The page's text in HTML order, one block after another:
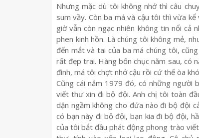
Nhưng mặc dù tôi không nhớthì câu
sum vầy. Còn ba má và cậu tôi thì vừa kể
giờvẫn còn ngạc nhiên không tin nổi cả
phen kinh hồn. Là chúng tôi không mẻ, nh
đến mắt và tai của ba má chúng tôi,
rất đẹp trai. Hàng bốn chục năm sau, có
đình, má tôi chợt nhớcậu rồi cứthế òa
Cũng cái năm 1979 đó, có những người
viết thưxin đi bộ đội. Anh chị tôi toàn đầ
dặn ngầm không cho đứa nào đi bộ đội c
có bạn này đi bộđội, bạn kia đi bộ đội, hầ
của tôi bắt đầu phát động phong trào viế